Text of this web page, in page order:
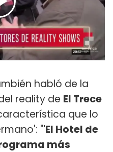
habló de la
reality de El Trece
que lo
"'El Hotel de
más